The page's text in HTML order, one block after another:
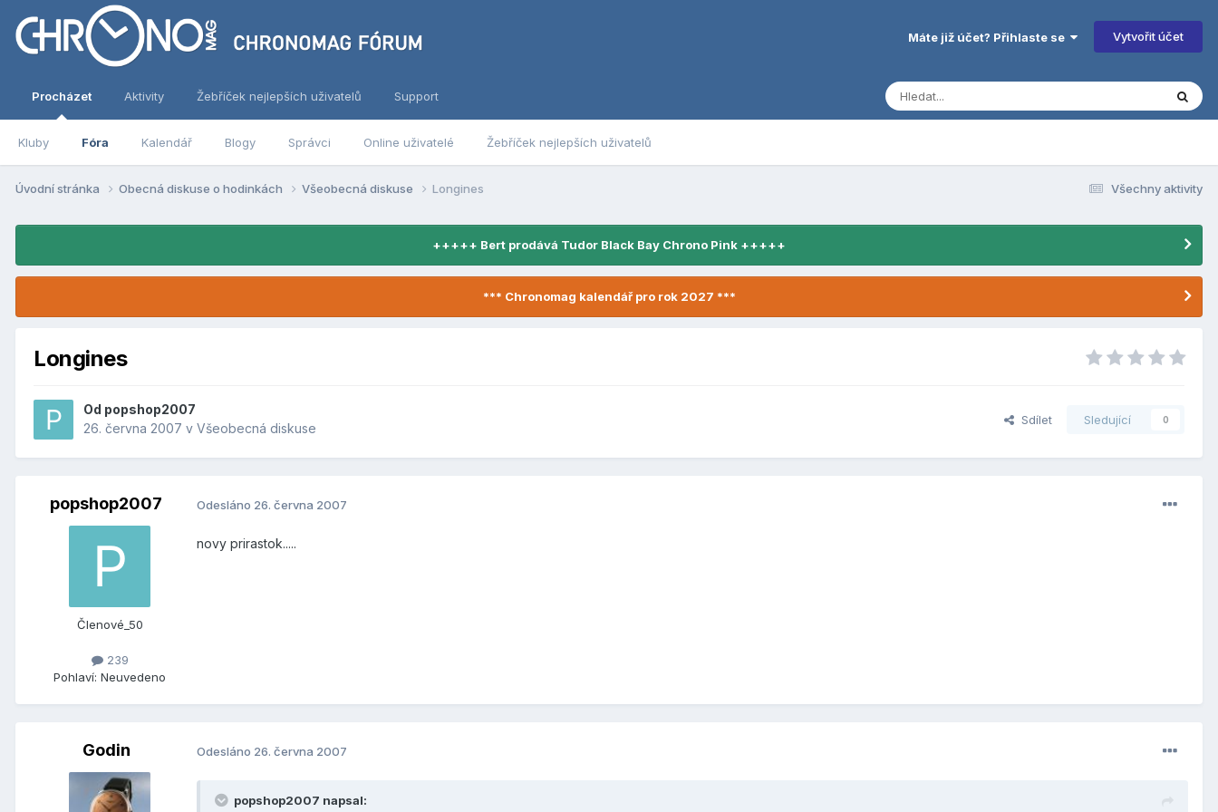
Máte již účet? Přihlaste se Vytvořit účet
Procházet
Kluby Fóra Kalendář Blogy Správci Online uživatelé Žebříček nejlepších uživatelů
Aktivity Žebříček nejlepších uživatelů Support
Všechny aktivity
Úvodní stránka Obecná diskuse o hodinkách Všeobecná diskuse Longines
+++++ Bert prodává Tudor Black Bay Chrono Pink +++++
*** Chronomag kalendář pro rok 2027 ***
Longines
Od popshop2007
26. června 2007 v Všeobecná diskuse
Sdílet Sledující 0
popshop2007
Členové_50
239
Pohlaví: Neuvedeno
Odesláno 26. června 2007
novy prirastok.....
Godin Odesláno 26. června 2007
popshop2007 napsal: